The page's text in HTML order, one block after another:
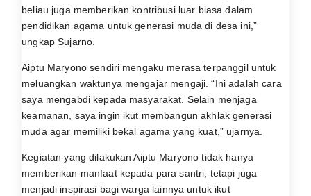
beliau juga memberikan kontribusi luar biasa dalam
pendidikan agama untuk generasi muda di desa ini,”
ungkap Sujarno.
Aiptu Maryono sendiri mengaku merasa terpanggil untuk
meluangkan waktunya mengajar mengaji. “Ini adalah cara
saya mengabdi kepada masyarakat. Selain menjaga
keamanan, saya ingin ikut membangun akhlak generasi
muda agar memiliki bekal agama yang kuat,” ujarnya.
Kegiatan yang dilakukan Aiptu Maryono tidak hanya
memberikan manfaat kepada para santri, tetapi juga
menjadi inspirasi bagi warga lainnya untuk ikut